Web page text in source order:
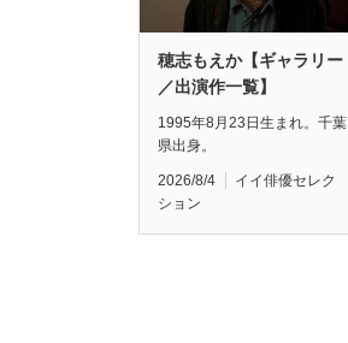
穂志もえか【ギャラリー
／出演作一覧】
1995年8月23日生まれ。千葉
県出身。
2026/8/4
イイ俳優セレク
ション